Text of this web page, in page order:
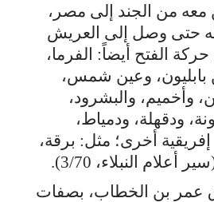
معه من الجند إلى مصر،
حتى وصل إلى العريش
الفتح أيضاً: الفرما،
وعين شمس،
وأخميم، والبشرود،
ودقهلة، ودمياط،
إفريقية أخرى؛ مثل: برقة،
النبلاء، 3/70).
عمر بن الخطاب، بصفات